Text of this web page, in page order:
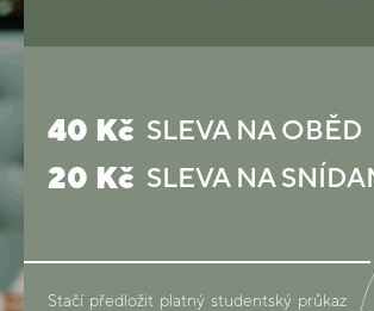
40 Kč SLEVA NA OBĚD
20 Kč SLEVA NA SNÍDANI
Stačí předložit platný studentský průkaz